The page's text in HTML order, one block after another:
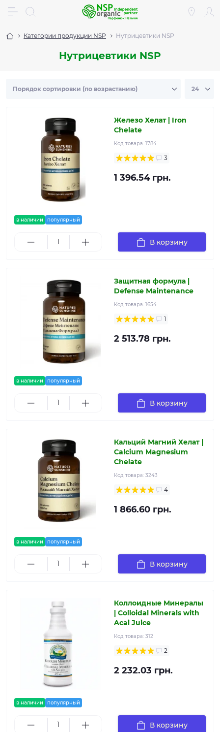
Категории продукции NSP Нутрицевтики NSP
Нутрицевтики NSP
в наличии популярный
Железо Хелат | Iron
Chelate
Код товара: 1784
3
1 396.54 грн.
В корзину
в наличии популярный
Защитная формула |
Defense Maintenance
Код товара: 1654
1
2 513.78 грн.
В корзину
в наличии популярный
Кальций Магний Хелат |
Calcium Magnesium
Chelate
Код товара: 3243
4
1 866.60 грн.
В корзину
в наличии популярный
Коллоидные Минералы
| Colloidal Minerals with
Acai Juice
Код товара: 312
2
2 232.03 грн.
В корзину